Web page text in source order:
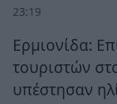
23:19
Ερμιονίδα:
τουριστών
υπέστησαν